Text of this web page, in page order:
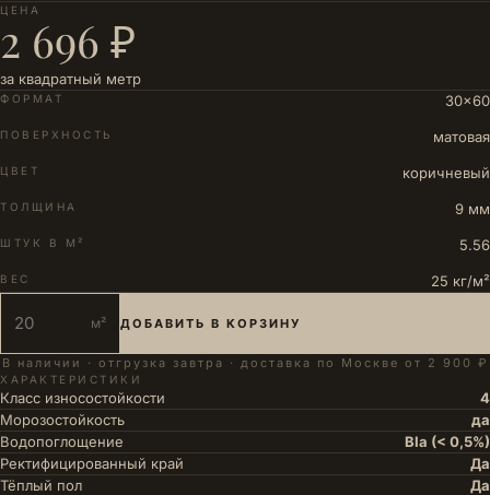
ЦЕНА
2 696 ₽
за квадратный метр
ФОРМАТ 30×60
ПОВЕРХНОСТЬ матовая
ЦВЕТ коричневый
ТОЛЩИНА 9 мм
ШТУК В М² 5.56
ВЕС 25 кг/м²
м² ДОБАВИТЬ В КОРЗИНУ
В наличии · отгрузка завтра · доставка по Москве от 2 900 ₽
ХАРАКТЕРИСТИКИ
Класс износостойкости
4
Морозостойкость
да
Водопоглощение
BIa (< 0,5%)
Ректифицированный край
Да
Тёплый пол
Да